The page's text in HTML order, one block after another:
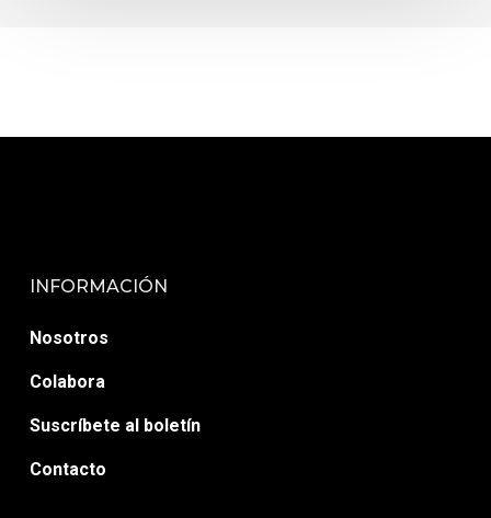
INFORMACIÓN
Nosotros
Colabora
Suscríbete al boletín
Contacto